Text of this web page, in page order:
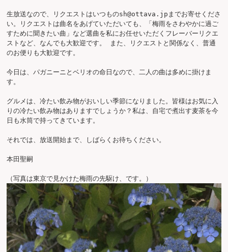
生放送なので、リクエストはいつものsh@ottava.jpまでお寄せくださ
い。リクエストは曲名をあげていただいても、「梅雨をさわやかに過ご
すために聞きたい曲」など選曲を私にお任せいただくフレーバーリクエ
ストなど、なんでも大歓迎です。 また、リクエストと関係なく、普通
のお便りも大歓迎です。
今日は、パガニーニとベリオの命日なので、二人の曲は多めに掛けま
す。
グルメは、冷たい飲み物がおいしい季節になりました。皆様はお気に入
りの冷たい飲み物はありますでしょうか？私は、自宅で煮出す麦茶を今
日も水筒で持ってきています。
それでは、放送開始まで、しばらくお待ちください。
本田聖嗣